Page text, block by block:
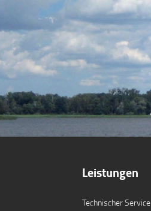
Leistungen
Technischer Service